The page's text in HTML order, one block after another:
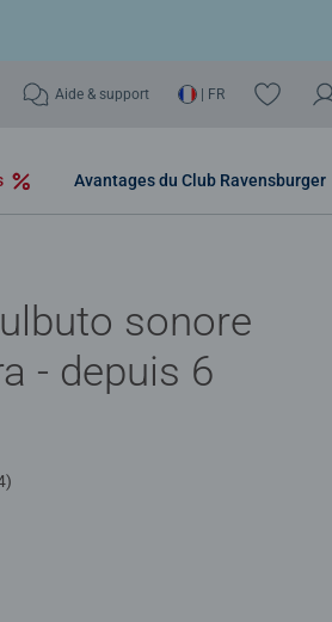
Aide & support | FR
Avantages du Club Ravensburger
sonore
- depuis 6
out of 5 stars.